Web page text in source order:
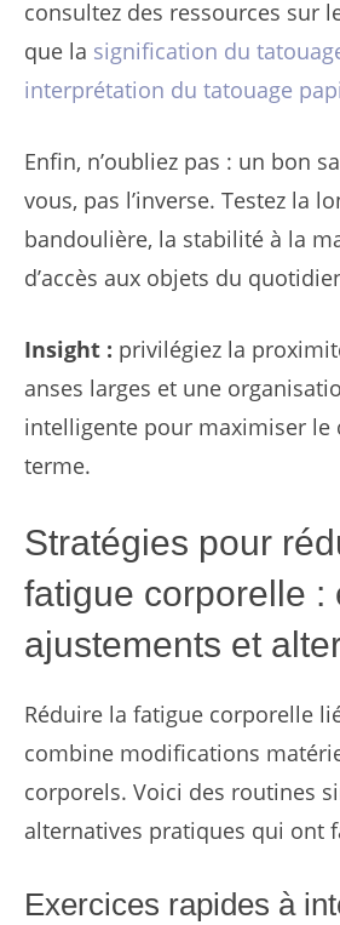
consultez des ressources sur
que la signification du
interprétation du tatouage
Enfin, n’oubliez pas : un bon
vous, pas l’inverse. Testez la
bandoulière, la stabilité à la
d’accès aux objets du
Insight : privilégiez la
anses larges et une
intelligente pour maximiser le
terme.
Stratégies pour
fatigue corporelle :
ajustements et
Réduire la fatigue corporelle
combine modifications
corporels. Voici des routines
alternatives pratiques qui ont
Exercices rapides à